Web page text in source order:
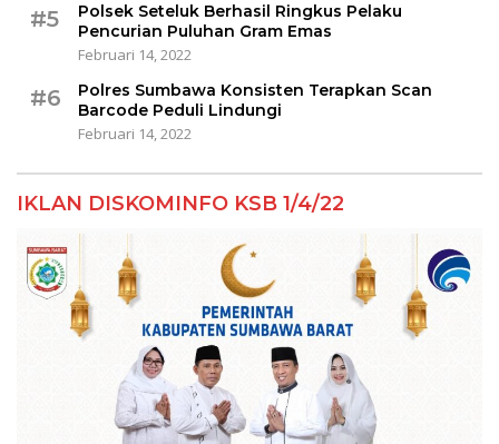
#5
Polsek Seteluk Berhasil Ringkus Pelaku
Pencurian Puluhan Gram Emas
Februari 14, 2022
#6
Polres Sumbawa Konsisten Terapkan Scan
Barcode Peduli Lindungi
Februari 14, 2022
IKLAN DISKOMINFO KSB 1/4/22